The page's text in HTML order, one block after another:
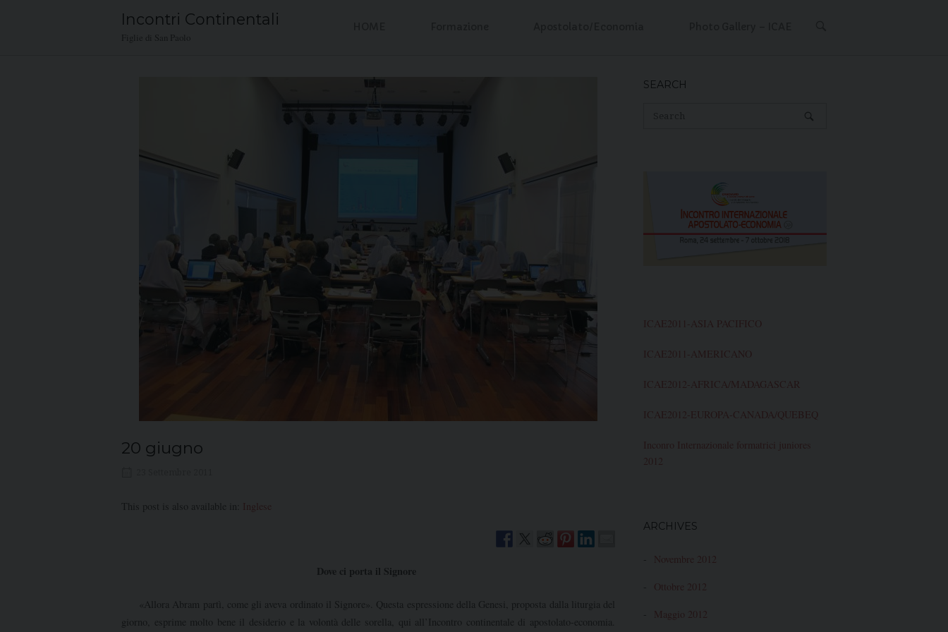
Incontri Continentali
Figlie di San Paolo
20 giugno
This post is also available in: Inglese
Dove ci porta il Signore
«Allora Abram partì, come gli aveva ordinato il Signore». Questa espressione della Genesi, proposta dalla liturgia del
giorno, esprime molto bene il desiderio e la volontà delle sorella, qui all’Incontro continentale di apostolato-economia.
SEARCH
ICAE2011-ASIA PACIFICO
ICAE2011-AMERICANO
ICAE2012-AFRICA/MADAGASCAR
ICAE2012-EUROPA-CANADA/QUEBEQ
Inconro Internazionale formatrici juniores
2012
ARCHIVES
Novembre 2012
Ottobre 2012
Maggio 2012